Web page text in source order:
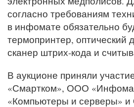
согласно требованиям
в инфомате обязательно
термопринтер, оптический
сканер штрих-кода и
В аукционе приняли
«Смартком», ООО
«Компьютеры и серверы»